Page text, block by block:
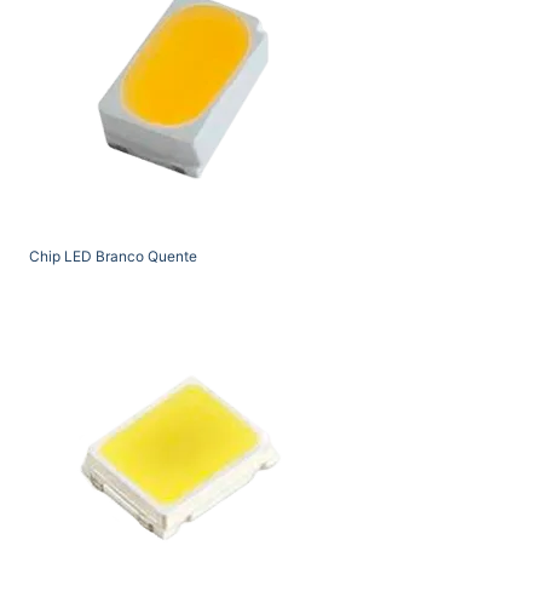
Chip LED Branco Quente